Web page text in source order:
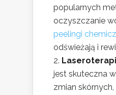
popularnych
oczyszczanie
peelingi
odświeżają i
jest skuteczna
zmian